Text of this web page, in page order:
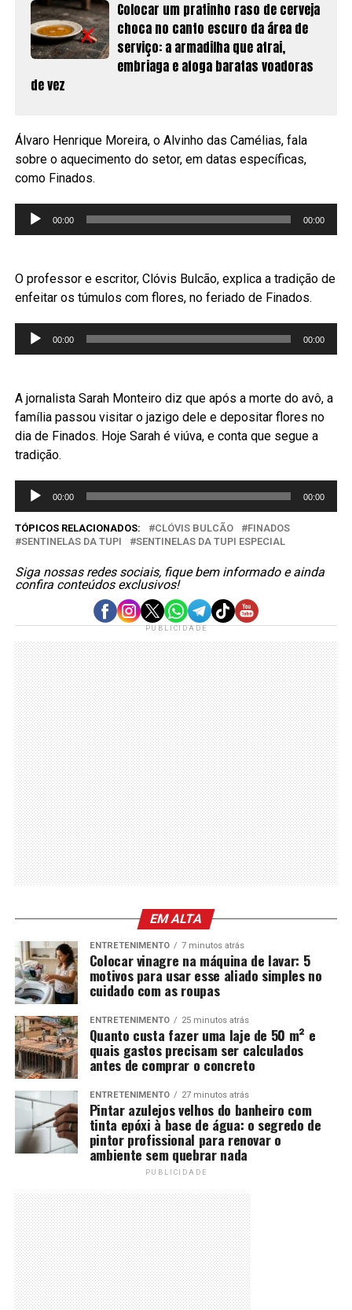
Colocar um pratinho raso de cerveja
choca no canto escuro da área de
serviço: a armadilha que atrai,
embriaga e afoga baratas voadoras
de vez
Álvaro Henrique Moreira, o Alvinho das Camélias, fala
sobre o aquecimento do setor, em datas específicas,
como Finados.
Tocador
00:00 00:00
O professor e escritor, Clóvis Bulcão, explica a tradição de
enfeitar os túmulos com flores, no feriado de Finados.
Tocador
00:00 00:00
A jornalista Sarah Monteiro diz que após a morte do avô, a
família passou visitar o jazigo dele e depositar flores no
dia de Finados. Hoje Sarah é viúva, e conta que segue a
tradição.
Tocador
áudio
00:00 00:00
TÓPICOS RELACIONADOS: CLÓVIS BULCÃO
FINADOS
SENTINELAS DA TUPI
SENTINELAS DA TUPI ESPECIAL
Siga nossas redes sociais, fique bem informado e ainda
confira conteúdos exclusivos!
PUBLICIDADE
EM ALTA
ENTRETENIMENTO 7 minutos atrás
Colocar vinagre na máquina de lavar: 5
motivos para usar esse aliado simples no
cuidado com as roupas
ENTRETENIMENTO 25 minutos atrás
Quanto custa fazer uma laje de 50 m² e
quais gastos precisam ser calculados
antes de comprar o concreto
ENTRETENIMENTO 27 minutos atrás
Pintar azulejos velhos do banheiro com
tinta epóxi à base de água: o segredo de
pintor profissional para renovar o
ambiente sem quebrar nada
PUBLICIDADE